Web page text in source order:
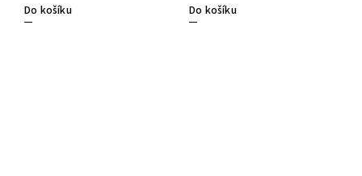
Do košíku Do košíku